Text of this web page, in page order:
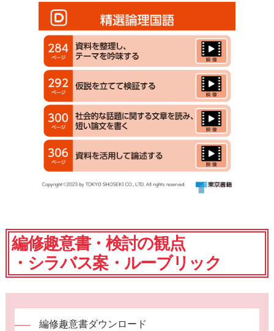
編修趣意書・検討の観点
・シラバス案・ルーブリック
編修趣意書ダウンロード